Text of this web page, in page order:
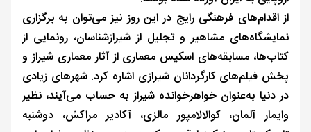
از اقدام‌های فرهنگی رایج در این روز نیز می‌توان به برگزاری
نمایشگاه‌های مشاهیر و تجلیل از شیرازشناسان، رونمایی از
کتاب‌ها، مسابقه‌های اسکیس معماری از آثار معماری شیراز و
پخش فیلم‌های کارگردانان شیرازی اشاره کرد. شهرهای زیادی
در دنیا به‌عنوان خواهرخوانده شیراز به حساب می‌آیند، نظیر
وایمار آلمان، کوالالامپور مالزی، آکادیر مراکش، دوشنبه